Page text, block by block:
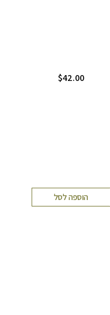
$42.00
הוספה לסל